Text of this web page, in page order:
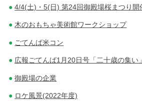
4/4(土)・5(日) 第24回御殿場桜まつり開
木のおもちゃ美術館ワークショップ
ごてんば米コン
広報ごてんば1月20日号「二十歳の集い
御殿場の企業
ロケ風景(2022年度)